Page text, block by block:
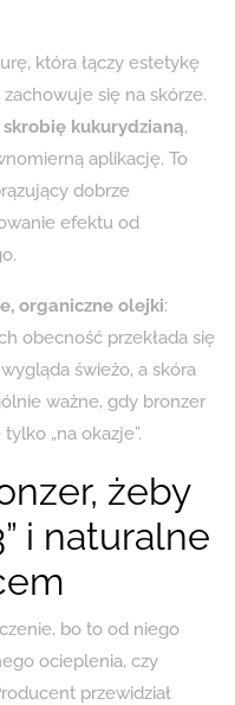
która łączy estetykę
się na skórze.
kukurydzianą,
aplikację. To
dobrze
efektu od
organiczne olejki:
obecność przekłada się
świeżo, a skóra
ważne, gdy bronzer
„na okazje”.
żeby
i naturalne
bo to od niego
ocieplenia, czy
przewidział